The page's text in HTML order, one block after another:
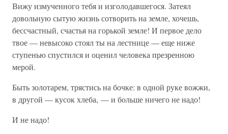
Вижу измученного тебя и изголодавшегося. Затеял
довольную сытую жизнь сотворить на земле, хочешь,
бессчастный, счастья на горькой земле! И первое дело
твое — невысоко стоял ты на лестнице — еще ниже
ступенью спустился и оценил человека презренною
мерой.
Быть золотарем, трястись на бочке: в одной руке вожжи,
в другой — кусок хлеба, — и больше ничего не надо!
И не надо!